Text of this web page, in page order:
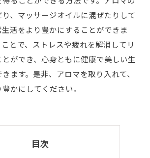
、マッサージオイルに混ぜたりして
活をより豊かにすることができま
とで、ストレスや疲れを解消してリ
ができ、心身ともに健康で美しい生
ます。是非、アロマを取り入れて、
かにしてください。
目次